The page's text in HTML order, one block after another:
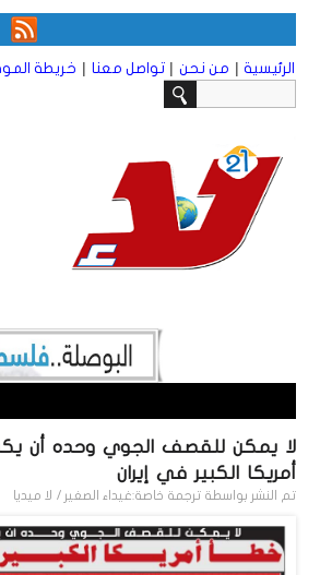
الرئيسية | من نحن | تواصل معنا | خريطة
لا يمكن للقصف الجوي وحده أن
أمريكا الكبير في إيران
تم النشر بواسطة ترجمة خاصة:غيداء الصغير / لا ميديا